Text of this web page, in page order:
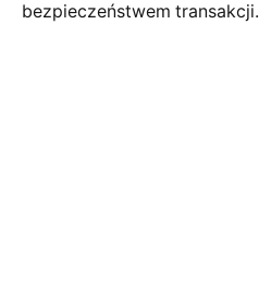
bezpieczeństwem transakcji.